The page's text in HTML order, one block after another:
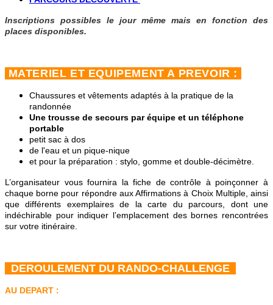
Inscriptions possibles le jour même mais en fonction des
places disponibles.
MATERIEL ET EQUIPEMENT A PREVOIR :
Chaussures et vêtements adaptés à la pratique de la
randonnée
Une trousse de secours par équipe et un téléphone
portable
petit sac à dos
de l'eau et un pique-nique
et pour la préparation : stylo, gomme et double-décimètre.
L’organisateur vous fournira la fiche de contrôle à poinçonner à
chaque borne pour répondre aux Affirmations à Choix Multiple, ainsi
que différents exemplaires de la carte du parcours, dont une
indéchirable pour indiquer l’emplacement des bornes rencontrées
sur votre itinéraire.
DEROULEMENT DU RANDO-CHALLENGE
AU DEPART :